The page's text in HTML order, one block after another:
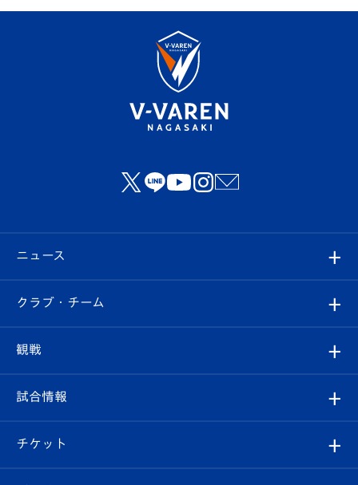
ニュース
すべて
クラブ
試合情報
クラブ・チーム
クラブ概要
エンブレム紹介
観戦
観戦ルール
はじめての観戦ガイド
試合情報
試合日程/結果
チケット